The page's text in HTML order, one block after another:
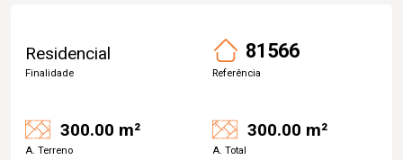
Residencial
Finalidade
81566
Referência
300.00 m²
A. Terreno
300.00 m²
A. Total